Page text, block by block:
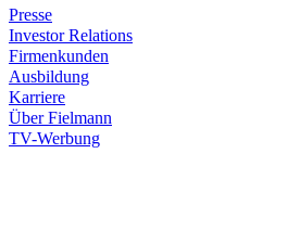
Presse
Investor Relations
Firmenkunden
Ausbildung
Karriere
Über Fielmann
TV-Werbung